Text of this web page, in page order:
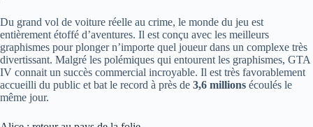
Du grand vol de voiture réelle au crime, le monde du jeu est
entièrement étoffé d’aventures. Il est conçu avec les meilleurs
graphismes pour plonger n’importe quel joueur dans un complexe très
divertissant. Malgré les polémiques qui entourent les graphismes, GTA
IV connait un succès commercial incroyable. Il est très favorablement
accueilli du public et bat le record à près de 3,6 millions écoulés le
même jour.